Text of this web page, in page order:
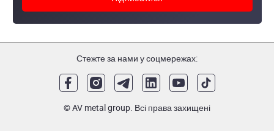
механічні впливи та навантаження завдяки підвищеній
використання.
Ручки для дискових клапанів можуть бути оснащені
положення або механізми блокування. Це дозволяє
підвищити їхню функціональність та безпеку
використання в складних промислових умовах.
Стежте за нами у соцмережах:
© AV metal group. Всі права захищені